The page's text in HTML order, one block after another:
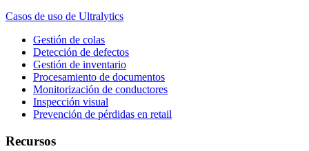
Casos de uso de Ultralytics
Gestión de colas
Detección de defectos
Gestión de inventario
Procesamiento de documentos
Monitorización de conductores
Inspección visual
Prevención de pérdidas en retail
Recursos